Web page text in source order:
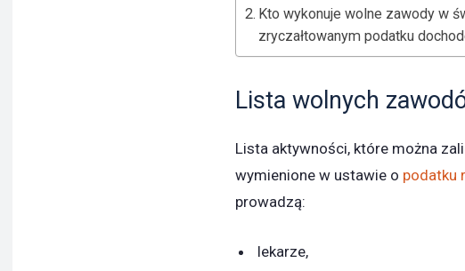
Kto wykonuje wolne zawody w
zryczałtowanym podatku
Lista wolnych
Lista aktywności, które można
wymienione w ustawie o podatku
prowadzą:
lekarze,